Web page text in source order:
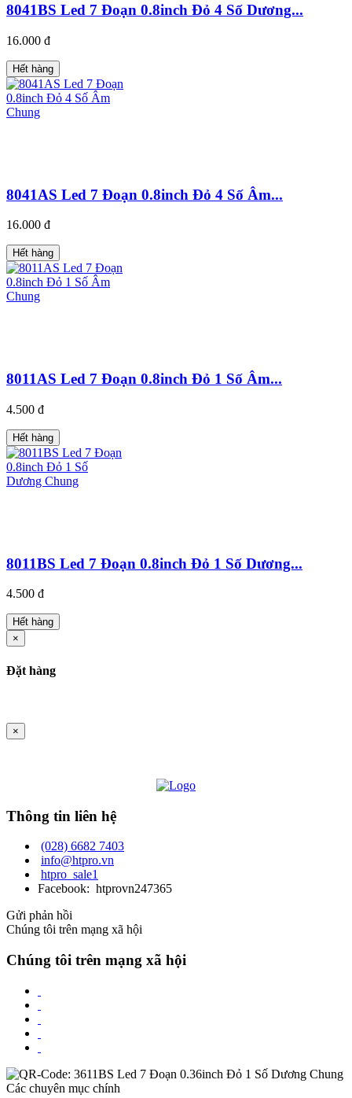
8041BS Led 7 Đoạn 0.8inch Đỏ 4 Số Dương...
16.000 đ
Hết hàng
8041AS Led 7 Đoạn 0.8inch Đỏ 4 Số Âm...
16.000 đ
Hết hàng
8011AS Led 7 Đoạn 0.8inch Đỏ 1 Số Âm...
4.500 đ
Hết hàng
8011BS Led 7 Đoạn 0.8inch Đỏ 1 Số Dương...
4.500 đ
Hết hàng
×
Đặt hàng
×
Thông tin liên hệ
(028) 6682 7403
info@htpro.vn
htpro_sale1
Facebook: htprovn247365
Gửi phản hồi
Chúng tôi trên mạng xã hội
Chúng tôi trên mạng xã hội
Các chuyên mục chính